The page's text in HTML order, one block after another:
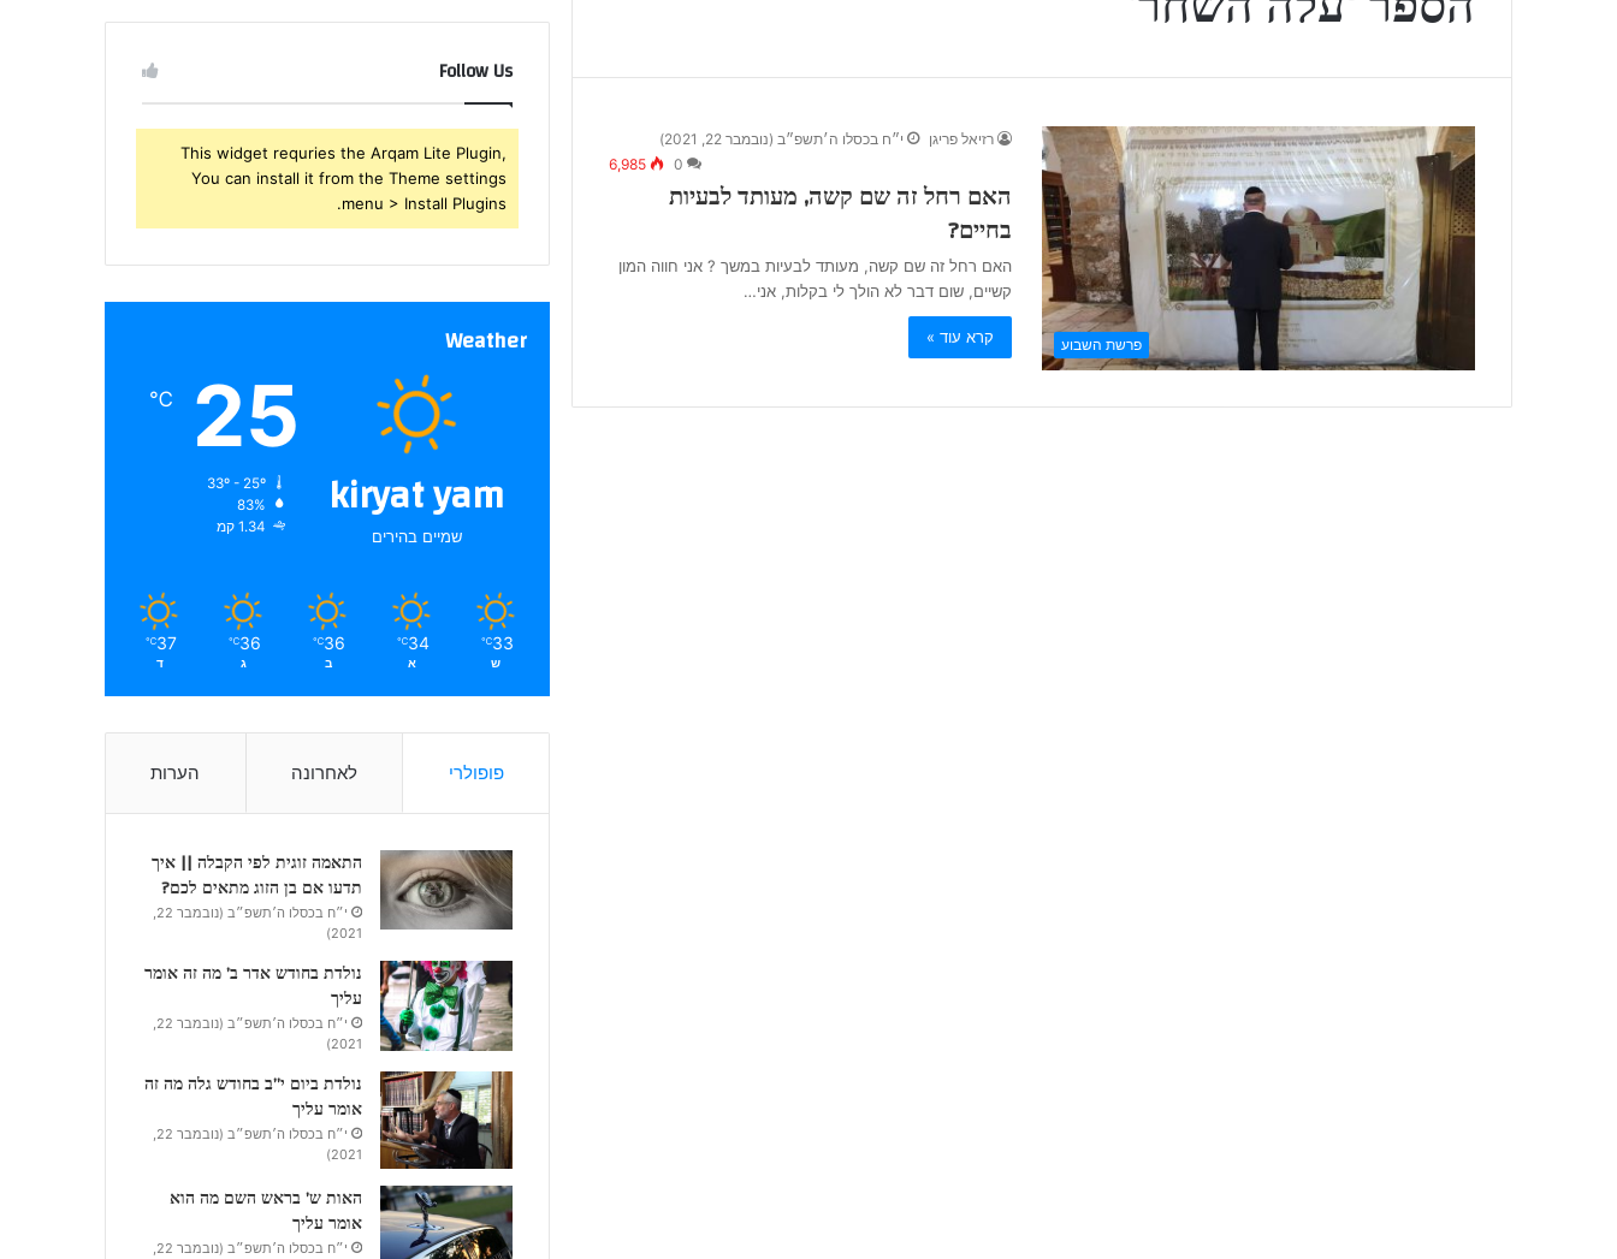
שלך
פרשת השבוע
רזיאל פריגן
י״ח בכסלו ה׳תשפ״ב (נובמבר 22, 2021)
0
6,985
האם רחל זה שם קשה, מעותד לבעיות
בחיים?
האם רחל זה שם קשה, מעותד לבעיות במשך ? אני חווה המון
קשיים, שום דבר לא הולך לי בקלות, אני…
קרא עוד »
Follow Us
This widget requries the Arqam Lite Plugin,
You can install it from the Theme settings
menu > Install Plugins.
Weather
kiryat yam
שמיים בהירים
25
℃
83%
1.34 קמ
33
℃
ש
34
℃
א
36
℃
ב
36
℃
ג
37
℃
ד
פופולרי לאחרונה הערות
התאמה זוגית לפי הקבלה || איך
תדעו אם בן הזוג מתאים לכם?
י״ח בכסלו ה׳תשפ״ב (נובמבר 22,
2021)
נולדת בחודש אדר ב’ מה זה אומר
עליך
י״ח בכסלו ה׳תשפ״ב (נובמבר 22,
2021)
נולדת ביום י”ב בחודש גלה מה זה
אומר עליך
י״ח בכסלו ה׳תשפ״ב (נובמבר 22,
2021)
האות ש’ בראש השם מה הוא
אומר עליך
י״ח בכסלו ה׳תשפ״ב (נובמבר 22,